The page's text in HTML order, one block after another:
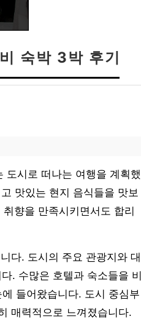
숙박 3박 후기
도시로 떠나는 여행을 계획했
맛있는 현지 음식들을 맛보
향을 만족시키면서도 합리
다. 도시의 주요 관광지와 대
. 수많은 호텔과 숙소들을 비
들어왔습니다. 도시 중심부
매력적으로 느껴졌습니다.